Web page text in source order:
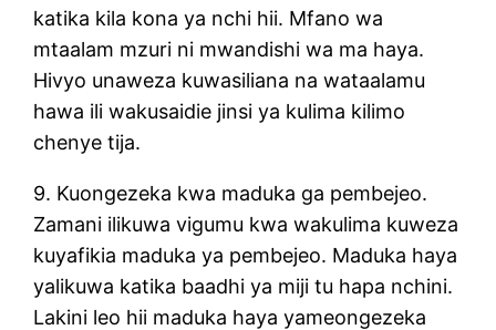
katika kila kona ya nchi hii. Mfano wa
mtaalam mzuri ni mwandishi wa ma haya.
Hivyo unaweza kuwasiliana na wataalamu
hawa ili wakusaidie jinsi ya kulima kilimo
chenye tija.
9. Kuongezeka kwa maduka ga pembejeo.
Zamani ilikuwa vigumu kwa wakulima kuweza
kuyafikia maduka ya pembejeo. Maduka haya
yalikuwa katika baadhi ya miji tu hapa nchini.
Lakini leo hii maduka haya yameongezeka